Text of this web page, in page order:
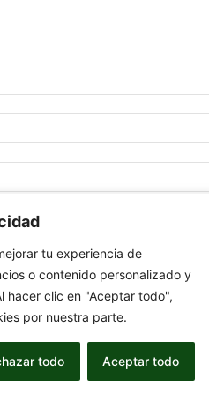
tu experiencia de
o contenido personalizado y
hacer clic en "Aceptar todo",
por nuestra parte.
todo Aceptar todo
email, and website in this